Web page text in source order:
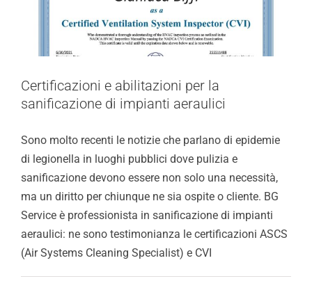
Chi Siamo
Video
per:
Certificazioni e abilitazioni per la
sanificazione di impianti aeraulici
Sono molto recenti le notizie che parlano di epidemie
di legionella in luoghi pubblici dove pulizia e
sanificazione devono essere non solo una necessità,
ma un diritto per chiunque ne sia ospite o cliente. BG
Service è professionista in sanificazione di impianti
aeraulici: ne sono testimonianza le certificazioni ASCS
(Air Systems Cleaning Specialist) e CVI